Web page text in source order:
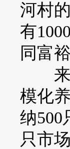
河村
有
同富
来到
模化
纳500
只市